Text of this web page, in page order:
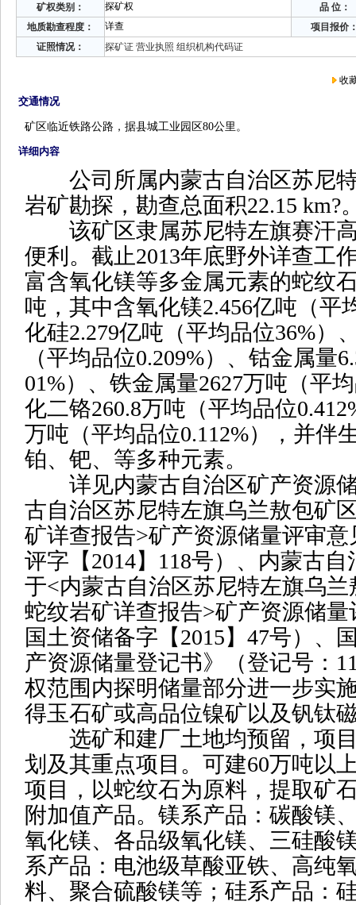
矿权类别：
探矿权
品 位：
地质勘查程度：
详查
项目报价
证照情况：
探矿证 营业执照 组织机构代码证
收
交通情况
矿区临近铁路公路，据县城工业园区80公里。
详细内容
公司所属内蒙古自治区苏尼特
岩矿勘探，勘查总面积22.15 km?
该矿区隶属苏尼特左旗赛汗高
便利。截止2013年底野外详查工
富含氧化镁等多金属元素的蛇纹
吨，其中含氧化镁2.456亿吨（平
化硅2.279亿吨（平均品位36%）
（平均品位0.209%）、钴金属量
01%）、铁金属量2627万吨（平
化二铬260.8万吨（平均品位
万吨（平均品位0.112%），并伴
铂、钯、等多种元素。
详见内蒙古自治区矿产资源储
古自治区苏尼特左旗乌兰敖包矿
矿详查报告>矿产资源储量评审
评字【2014】118号）、内蒙古
于<内蒙古自治区苏尼特左旗乌
蛇纹岩矿详查报告>矿产资源储
国土资储备字【2015】47号）、
产资源储量登记书》（登记号：
权范围内探明储量部分进一步实
得玉石矿或高品位镍矿以及钒钛
选矿和建厂土地均预留，项目
划及其重点项目。可建60万吨以
项目，以蛇纹石为原料，提取矿
附加值产品。镁系产品：碳酸镁
氧化镁、各品级氧化镁、三硅酸
系产品：电池级草酸亚铁、高纯
料、聚合硫酸镁等；硅系产品：